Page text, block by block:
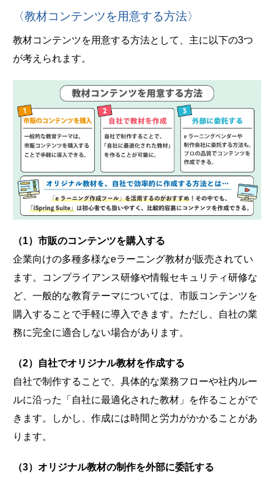
〈教材コンテンツを用意する方法〉
教材コンテンツを用意する方法として、主に以下の3つ
が考えられます。
（1）市販のコンテンツを購入する
企業向けの多種多様なeラーニング教材が販売されてい
ます。コンプライアンス研修や情報セキュリティ研修な
ど、一般的な教育テーマについては、市販コンテンツを
購入することで手軽に導入できます。ただし、自社の業
務に完全に適合しない場合があります。
（2）自社でオリジナル教材を作成する
自社で制作することで、具体的な業務フローや社内ルー
ルに沿った「自社に最適化された教材」を作ることがで
きます。しかし、作成には時間と労力がかかることがあ
ります。
（3）オリジナル教材の制作を外部に委託する